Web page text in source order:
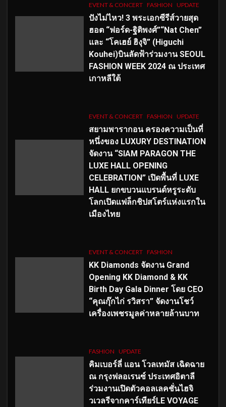
EVENT & CONCERT FASHION UPDATE
ปังไม่ไหว! 3 พระเอกซีรีส์วายสุด
ฮอต “ฟอร์ด-ฐิติพงศ์”“Nat Chen”
และ “โคเฮย์ ฮิงุจิ” (Higuchi
Kouhei)บินลัดฟ้าร่วมงาน SEOUL
FASHION WEEK 2024 ณ ประเทศ
เกาหลีใต้
EVENT & CONCERT FASHION UPDATE
สยามพารากอน ครองความเป็นที่
หนึ่งของ LUXURY DESTINATION
จัดงาน “SIAM PARAGON THE
LUXE HALL OPENING
CELEBRATION” เปิดพื้นที่ LUXE
HALL ยกขบวนแบรนด์หรูระดับ
โลกเปิดแฟล็กชิปสโตร์แห่งแรกใน
เมืองไทย
EVENT & CONCERT FASHION
KK Diamonds จัดงาน Grand
Opening KK Diamond & KK
Birth Day Gala Dinner โดย CEO
“คุณกุ๊กไก่ รวิสรา” จัดงานโชว์
เครื่องเพชรมูลค่าหลายล้านบาท
FASHION UPDATE
คิมเบอร์ลี่ แอน โวลเทมัส เฉิดฉาย
ณ กรุงฟลอเรนซ์ ประเทศอิตาลี
ร่วมงานเปิดตัวคอลเลคชั่นไฮจิ
วเวลรีจากคาร์เทียร์LE VOYAGE